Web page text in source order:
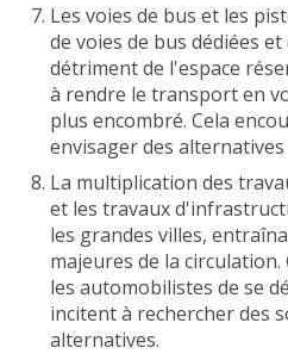
Les voies de bus et les
de voies de bus dédiées
détriment de l'espace
à rendre le transport en
plus encombré. Cela
envisager des alternatives
La multiplication des
et les travaux
les grandes villes,
majeures de la
les automobilistes de se
incitent à rechercher des
alternatives.